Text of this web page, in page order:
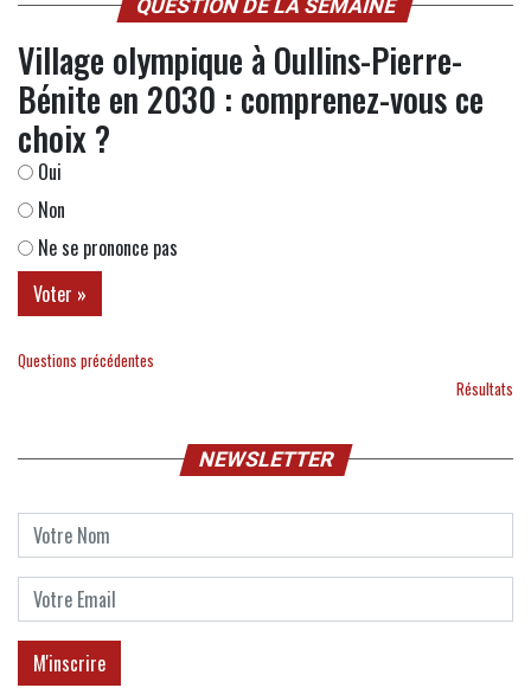
QUESTION DE LA SEMAINE
Village olympique à Oullins-Pierre-
Bénite en 2030 : comprenez-vous ce
choix ?
Oui
Non
Ne se prononce pas
Questions précédentes
Résultats
NEWSLETTER